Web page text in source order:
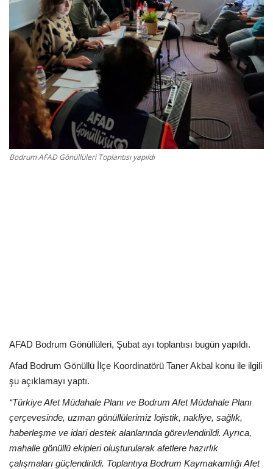
Reklam ve İşbirliği
Bodrum Trafik Yoğunluk Haritası
Turizm
Siyaset
Bodrum Nöbetçi Eczaneler
Bodrum AFAD Gönüllüleri Toplantısı yapıldı
AFAD Bodrum Gönüllüleri, Şubat ayı toplantısı bugün yapıldı.
Afad Bodrum Gönüllü İlçe Koordinatörü Taner Akbal konu ile ilgili
şu açıklamayı yaptı.
“Türkiye Afet Müdahale Planı ve Bodrum Afet Müdahale Planı
çerçevesinde, uzman gönüllülerimiz lojistik, nakliye, sağlık,
haberleşme ve idari destek alanlarında görevlendirildi. Ayrıca,
mahalle gönüllü ekipleri oluşturularak afetlere hazırlık
çalışmaları güçlendirildi. Toplantıya Bodrum Kaymakamlığı Afet